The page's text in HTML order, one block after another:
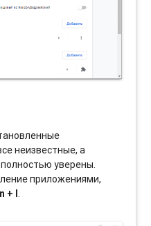
неизвестные, а
уверены.
приложениями,
+ I.